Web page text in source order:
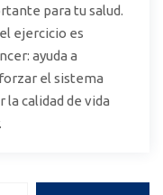
para tu salud.
ejercicio es
ayuda a
el sistema
la calidad de vida